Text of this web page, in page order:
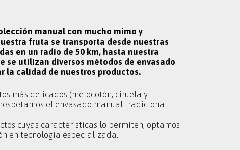
manual con mucho mimo y
fruta se transporta desde nuestras
en un radio de 50 km, hasta nuestra
se utilizan diversos métodos de envasado
la calidad de nuestros productos.
más delicados (melocotón, ciruela y
el envasado manual tradicional.
cuyas características lo permiten, optamos
en tecnología especializada.